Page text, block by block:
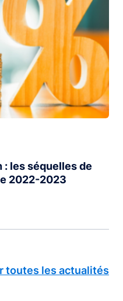
: les séquelles de
2022-2023
toutes les actualités